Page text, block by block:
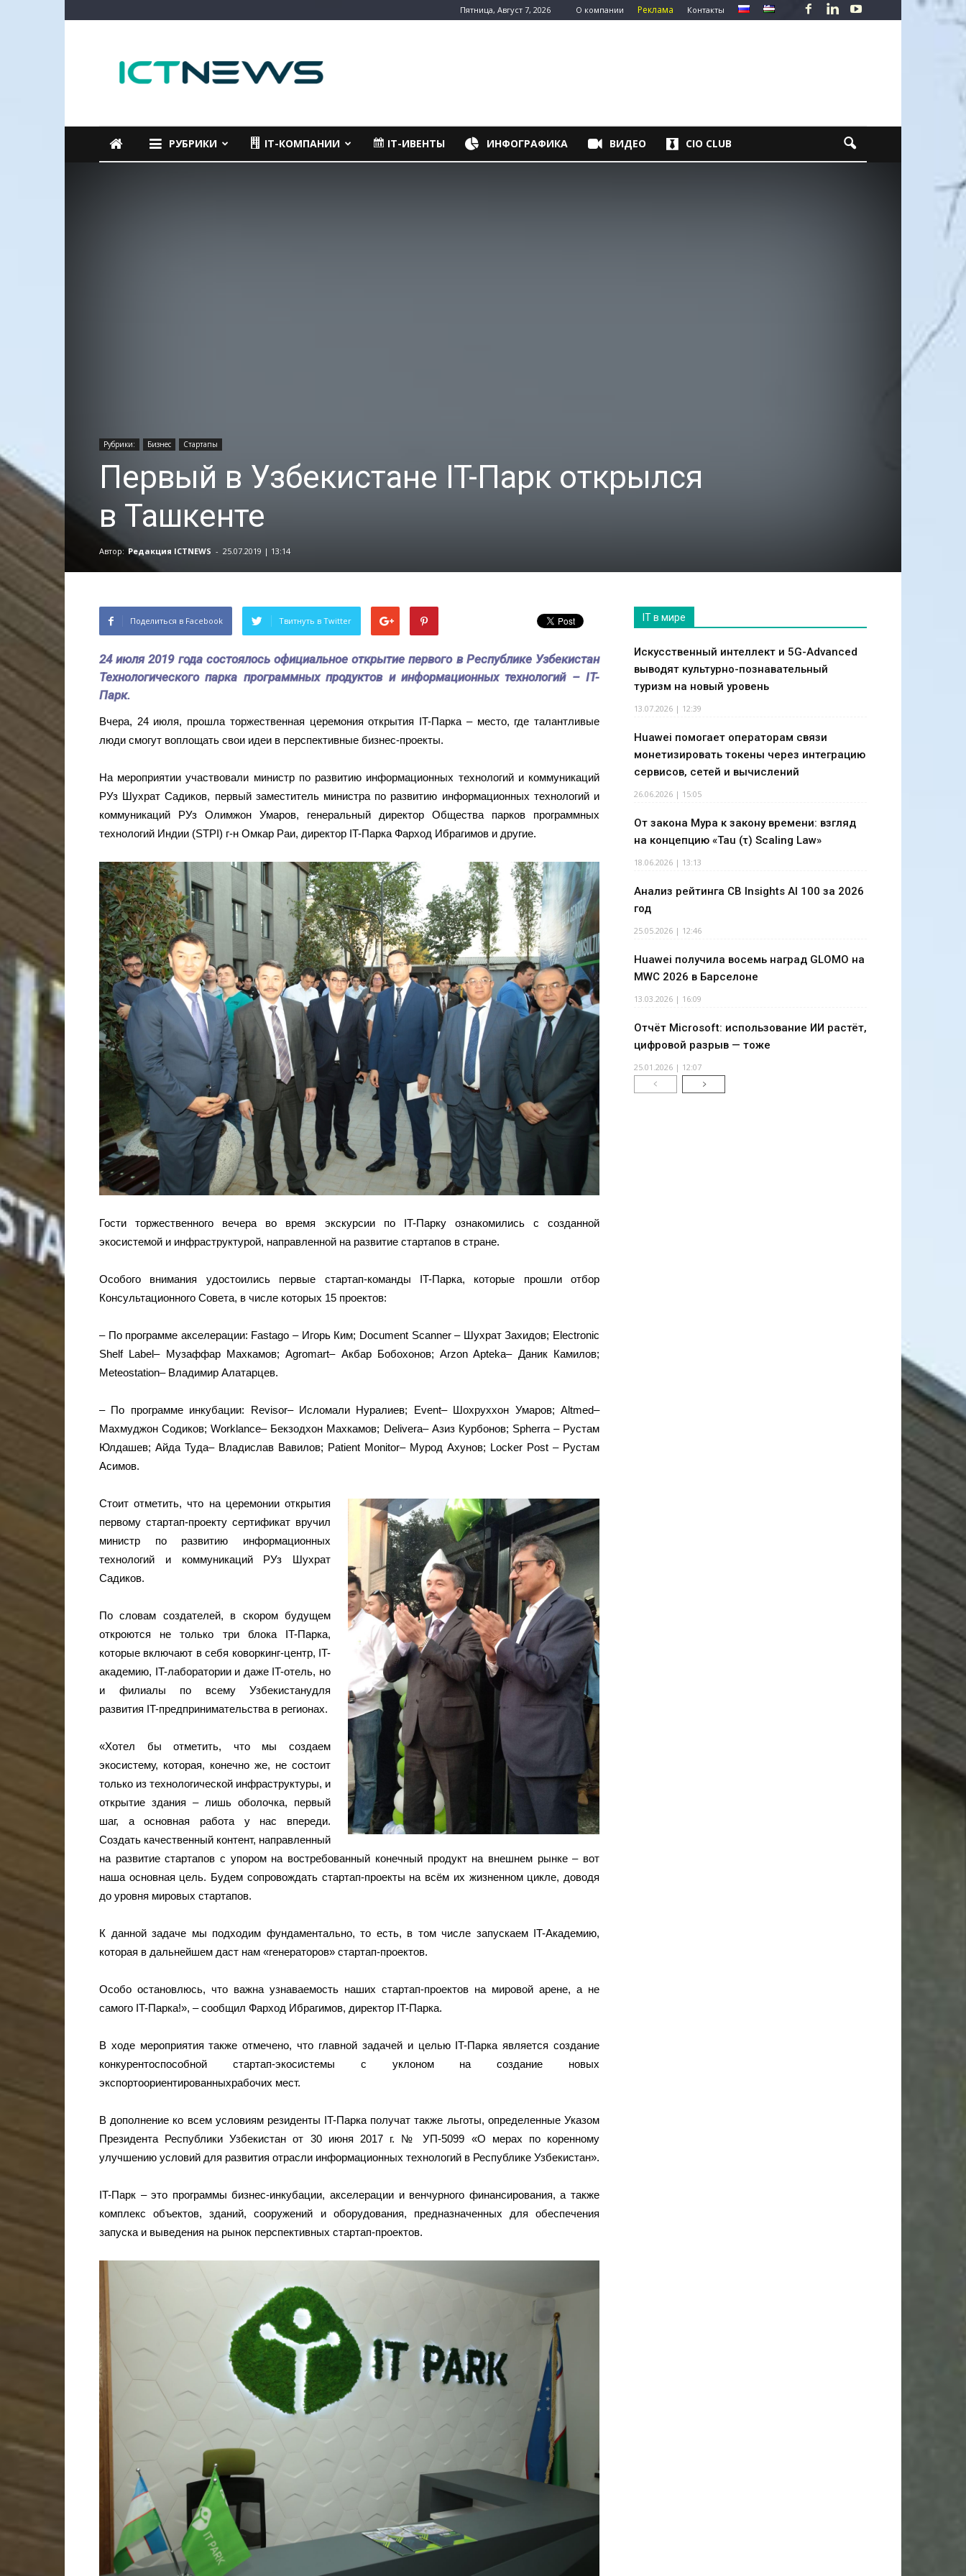
Пятница, Август 7, 2026 О компании Реклама Контакты
РУБРИКИ IT-КОМПАНИИ IT-ИВЕНТЫ ИНФОГРАФИКА ВИДЕО CIO CLUB
Рубрики: Бизнес Стартапы
Первый в Узбекистане IT-Парк открылся
в Ташкенте
Автор: Редакция ICTNEWS - 25.07.2019 | 13:14
Поделиться в Facebook Твитнуть в Twitter
24 июля 2019 года состоялось официальное открытие первого в Республике Узбекистан
Технологического парка программных продуктов и информационных технологий – IT-
Парк.
Вчера, 24 июля, прошла торжественная церемония открытия IT-Парка – место, где талантливые
люди смогут воплощать свои идеи в перспективные бизнес-проекты.
На мероприятии участвовали министр по развитию информационных технологий и коммуникаций
РУз Шухрат Садиков, первый заместитель министра по развитию информационных технологий и
коммуникаций РУз Олимжон Умаров, генеральный директор Общества парков программных
технологий Индии (STPI) г-н Омкар Раи, директор IT-Парка Фарход Ибрагимов и другие.
Гости торжественного вечера во время экскурсии по IT-Парку ознакомились с созданной
экосистемой и инфраструктурой, направленной на развитие стартапов в стране.
Особого внимания удостоились первые стартап-команды IT-Парка, которые прошли отбор
Консультационного Совета, в числе которых 15 проектов:
– По программе акселерации: Fastаgo – Игорь Ким; Document Scanner – Шухрат Захидов; Electronic
Shelf Label– Музаффар Махкамов; Agromart– Акбар Бобохонов; Arzon Apteka– Даник Камилов;
Meteostation– Владимир Алатарцев.
– По программе инкубации: Revisor– Исломали Нуралиев; Event– Шохруххон Умаров; Altmed–
Махмуджон Содиков; Worklance– Бекзодхон Махкамов; Delivera– Азиз Курбонов; Spherra – Рустам
Юлдашев; Айда Туда– Владислав Вавилов; Patient Monitor– Мурод Ахунов; Locker Post – Рустам
Асимов.
Стоит отметить, что на церемонии открытия
первому стартап-проекту сертификат вручил
министр по развитию информационных
технологий и коммуникаций РУз Шухрат
Садиков.
По словам создателей, в скором будущем
откроются не только три блока IT-Парка,
которые включают в себя коворкинг-центр, IT-
академию, IT-лаборатории и даже IT-отель, но
и филиалы по всему Узбекистанудля
развития IT-предпринимательства в регионах.
«Хотел бы отметить, что мы создаем
экосистему, которая, конечно же, не состоит
только из технологической инфраструктуры, и
открытие здания – лишь оболочка, первый
шаг, а основная работа у нас впереди.
Создать качественный контент, направленный
на развитие стартапов с упором на востребованный конечный продукт на внешнем рынке – вот
наша основная цель. Будем сопровождать стартап-проекты на всём их жизненном цикле, доводя
до уровня мировых стартапов.
К данной задаче мы подходим фундаментально, то есть, в том числе запускаем IT-Академию,
которая в дальнейшем даст нам «генераторов» стартап-проектов.
Особо остановлюсь, что важна узнаваемость наших стартап-проектов на мировой арене, а не
самого IT-Парка!», – сообщил Фарход Ибрагимов, директор IT-Парка.
В ходе мероприятия также отмечено, что главной задачей и целью IT-Парка является создание
конкурентоспособной стартап-экосистемы с уклоном на создание новых
экспортоориентированныхрабочих мест.
В дополнение ко всем условиям резиденты IT-Парка получат также льготы, определенные Указом
Президента Республики Узбекистан от 30 июня 2017 г. № УП-5099 «О мерах по коренному
улучшению условий для развития отрасли информационных технологий в Республике Узбекистан».
IT-Парк – это программы бизнес-инкубации, акселерации и венчурного финансирования, а также
комплекс объектов, зданий, сооружений и оборудования, предназначенных для обеспечения
запуска и выведения на рынок перспективных стартап-проектов.
IT в мире
Искусственный интеллект и 5G-Advanced
выводят культурно-познавательный
туризм на новый уровень
13.07.2026 | 12:39
Huawei помогает операторам связи
монетизировать токены через интеграцию
сервисов, сетей и вычислений
26.06.2026 | 15:05
От закона Мура к закону времени: взгляд
на концепцию «Tau (τ) Scaling Law»
18.06.2026 | 13:13
Анализ рейтинга CB Insights AI 100 за 2026
год
25.05.2026 | 12:46
Huawei получила восемь наград GLOMO на
MWC 2026 в Барселоне
13.03.2026 | 16:09
Отчёт Microsoft: использование ИИ растёт,
цифровой разрыв — тоже
25.01.2026 | 12:07